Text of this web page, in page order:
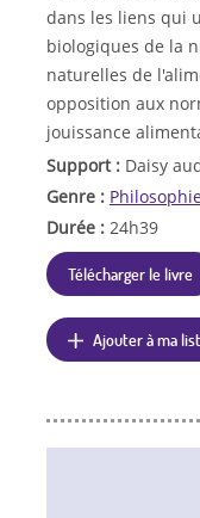
dans les liens qui
biologiques de la
naturelles de
opposition aux
jouissance
Support : Daisy
Genre :
Durée : 24h39
Télécharger le livre
Ajouter à ma